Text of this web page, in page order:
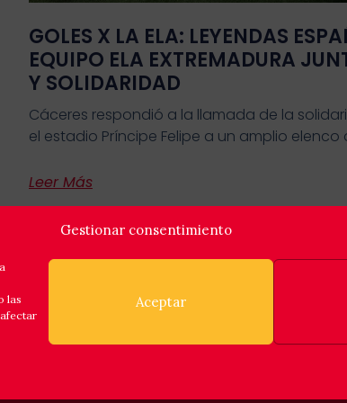
Gestionar consentimiento
las
Aceptar
GOLES X LA ELA: LEYENDAS
EQUIPO ELA EXTREMADURA
Y SOLIDARIDAD
Cáceres respondió a la llamada de la
el estadio Príncipe Felipe a un amplio elenco
Leer Más
privacidad Política de cookies Aviso legal